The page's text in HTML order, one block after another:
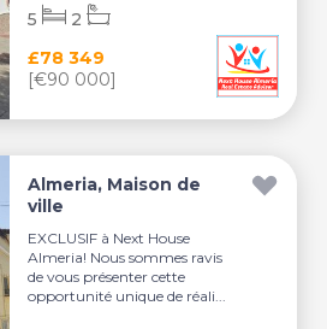
£78 349
[€90 000]
5 2
Almeria, Maison de
ville
EXCLUSIF à Next House
Almeria! Nous sommes ravis
de vous présenter cette
opportunité unique de réali...